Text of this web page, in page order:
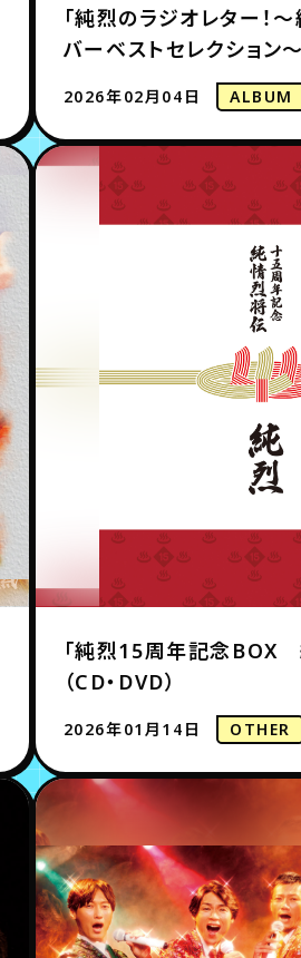
「純烈のラジオレター！
バーベストセレクション
2026年02月04日 ALBUM
「純烈15周年記念BOX
（CD・DVD）
2026年01月14日 OTHER